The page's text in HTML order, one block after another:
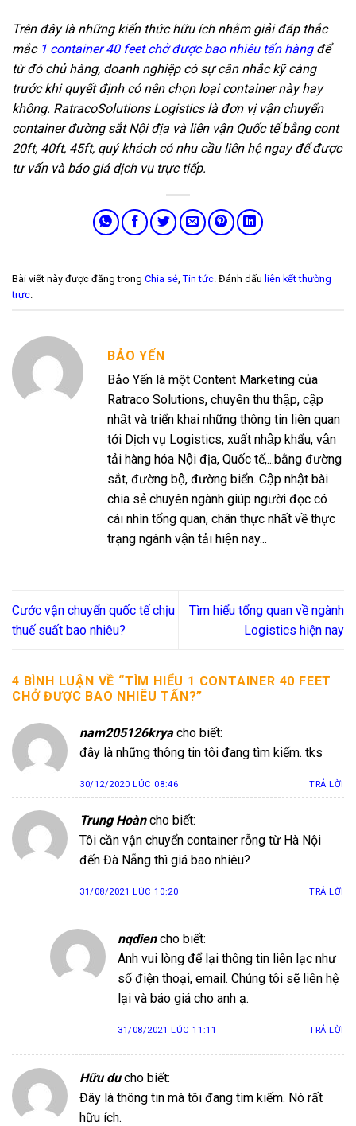
Trên đây là những kiến thức hữu ích nhằm giải đáp thắc
mắc 1 container 40 feet chở được bao nhiêu tấn hàngđể
từ đó chủ hàng, doanh nghiệp có sự cân nhắc kỹ càng
trước khi quyết định có nên chọn loại container này hay
không. RatracoSolutions Logistics là đơn vị vận chuyển
container đường sắt Nội địa và liên vận Quốc tế bằng cont
20ft, 40ft, 45ft, quý khách có nhu cầu liên hệ ngay để được
tư vấn và báo giá dịch vụ trực tiếp.
Bài viết này được đăng trong Chia sẻ, Tin tức. Đánh dấu liên kết thường
trực.
BẢO YẾN
Bảo Yến là một Content Marketing của
Ratraco Solutions, chuyên thu thập, cập
nhật và triển khai những thông tin liên quan
tới Dịch vụ Logistics, xuất nhập khẩu, vận
tải hàng hóa Nội địa, Quốc tế,...bằng đường
sắt, đường bộ, đường biển. Cập nhật bài
chia sẻ chuyên ngành giúp người đọc có
cái nhìn tổng quan, chân thực nhất về thực
trạng ngành vận tải hiện nay...
Cước vận chuyển quốc tế chịu
thuế suất bao nhiêu?
Tìm hiểu tổng quan về ngành
Logistics hiện nay
4 BÌNH LUẬN VỀ “TÌM HIỂU 1 CONTAINER 40 FEET
CHỞ ĐƯỢC BAO NHIÊU TẤN?”
nam205126krya cho biết:
đây là những thông tin tôi đang tìm kiếm. tks
30/12/2020 LÚC 08:46 TRẢ LỜI
Trung Hoàn cho biết:
Tôi cần vận chuyển container rỗng từ Hà Nội
đến Đà Nẵng thì giá bao nhiêu?
31/08/2021 LÚC 10:20 TRẢ LỜI
nqdien cho biết:
Anh vui lòng để lại thông tin liên lạc như
số điện thoại, email. Chúng tôi sẽ liên hệ
lại và báo giá cho anh ạ.
31/08/2021 LÚC 11:11 TRẢ LỜI
Hữu du cho biết:
Đây là thông tin mà tôi đang tìm kiếm. Nó rất
hữu ích.